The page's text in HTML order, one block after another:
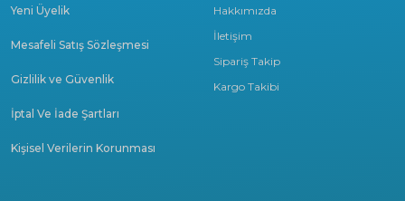
Hakkımızda
İletişim
Sipariş Takip
Kargo Takibi
Yeni Üyelik
Mesafeli Satış Sözleşmesi
Gizlilik ve Güvenlik
İptal Ve İade Şartları
Kişisel Verilerin Korunması